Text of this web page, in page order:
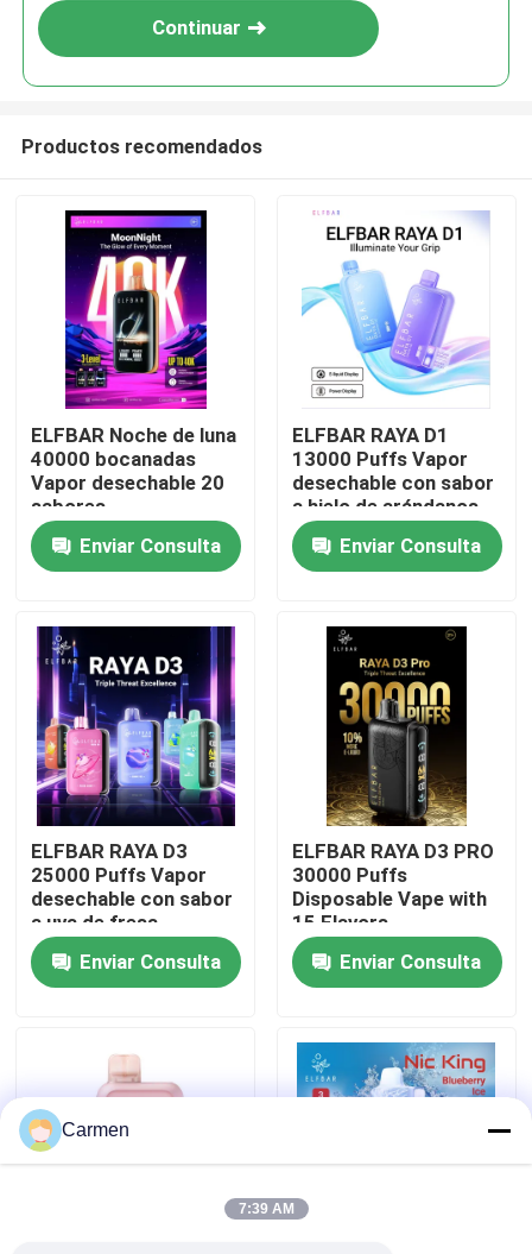
Inicio
Productos
Videos
Sobre nosotros
Visita a la fábrica
Control de Calidad
Solicitar una cotización
Vozol Vape
Continuar
Productos recomendados
ELFBAR Noche de luna
40000 bocanadas
Vapor desechable 20
sabores
Enviar Consulta
ELFBAR RAYA D1
13000 Puffs Vapor
desechable con sabor
a hielo de arándanos
Enviar Consulta
ELFBAR RAYA D3
25000 Puffs Vapor
desechable con sabor
a uva de fresa
Enviar Consulta
ELFBAR RAYA D3 PRO
30000 Puffs
Disposable Vape with
15 Flavors
Enviar Consulta
Carmen
7:39 AM